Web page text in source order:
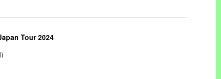
Tour 2024